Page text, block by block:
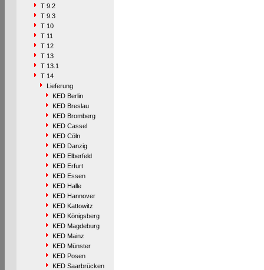
T 9.2
T 9.3
T 10
T 11
T 12
T 13
T 13.1
T 14
Lieferung
KED Berlin
KED Breslau
KED Bromberg
KED Cassel
KED Cöln
KED Danzig
KED Elberfeld
KED Erfurt
KED Essen
KED Halle
KED Hannover
KED Kattowitz
KED Königsberg
KED Magdeburg
KED Mainz
KED Münster
KED Posen
KED Saarbrücken